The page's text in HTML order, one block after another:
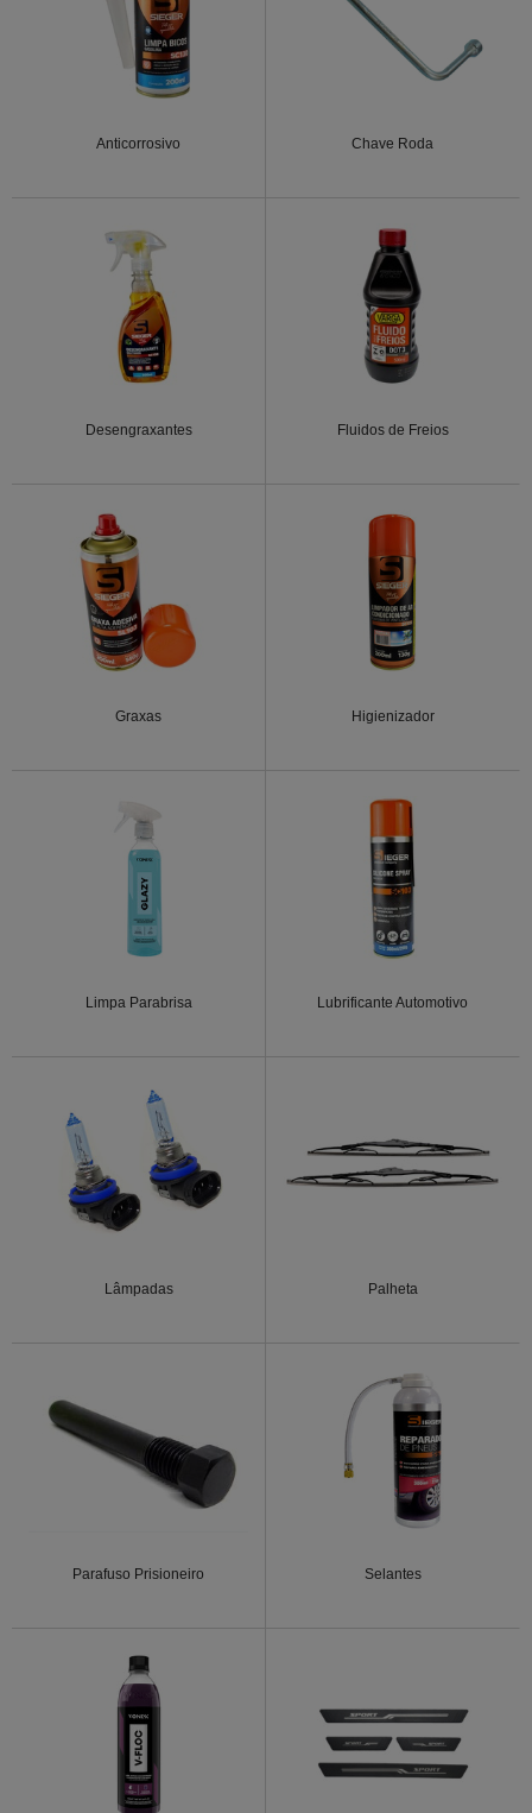
Anticorrosivo Chave Roda
Desengraxantes Fluidos de Freios
Graxas Higienizador
Limpa Parabrisa Lubrificante Automotivo
Lâmpadas Palheta
Parafuso Prisioneiro Selantes